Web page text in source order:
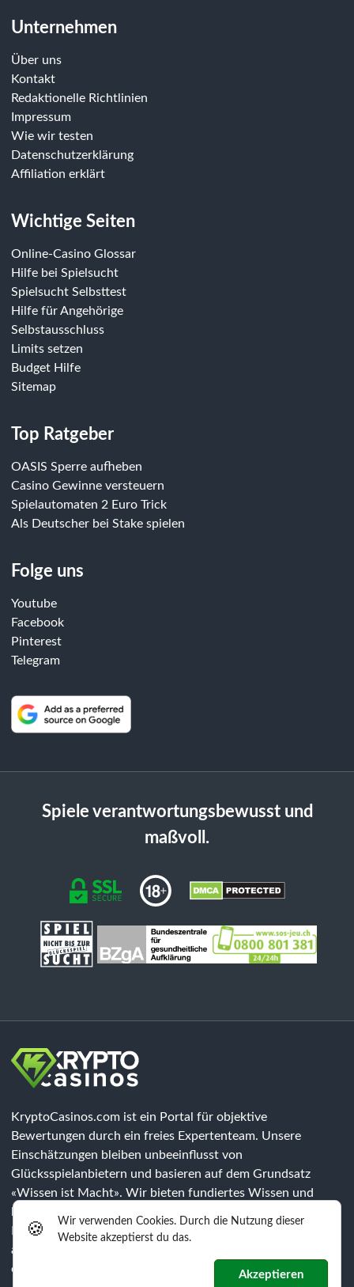
Unternehmen
Über uns
Kontakt
Redaktionelle Richtlinien
Impressum
Wie wir testen
Datenschutzerklärung
Affiliation erklärt
Wichtige Seiten
Online-Casino Glossar
Hilfe bei Spielsucht
Spielsucht Selbsttest
Hilfe für Angehörige
Selbstausschluss
Limits setzen
Budget Hilfe
Sitemap
Top Ratgeber
OASIS Sperre aufheben
Casino Gewinne versteuern
Spielautomaten 2 Euro Trick
Als Deutscher bei Stake spielen
Folge uns
Youtube
Facebook
Pinterest
Telegram
Spiele verantwortungsbewusst und
maßvoll.
KryptoCasinos.com ist ein Portal für objektive
Bewertungen durch ein freies Expertenteam. Unsere
Einschätzungen bleiben unbeeinflusst von
Glücksspielanbietern und basieren auf dem Grundsatz
«Wissen ist Macht». Wir bieten fundiertes Wissen und
Rechtsberatung. Jeder Spieler muss eigenständig prüfen, ob
alle gesetzlichen Anforderungen der jeweiligen Region
erfüllt werden.
🍪
Wir verwenden Cookies. Durch die Nutzung dieser
Website akzeptierst du das.
Akzeptieren